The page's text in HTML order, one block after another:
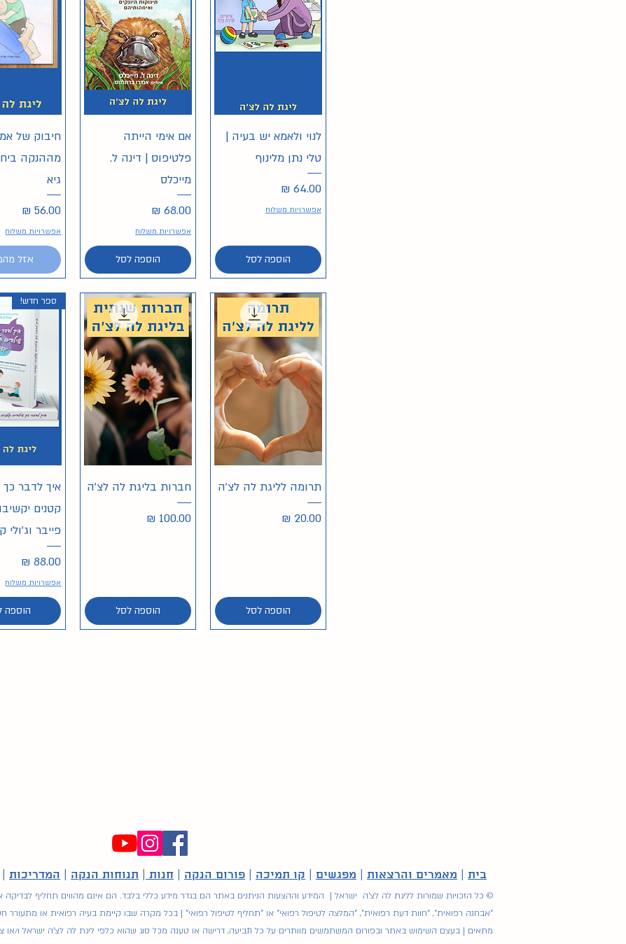
תצוגה מהירה
לנוי ולאמא יש בעיה |
טלי נתן מלינוף
מחיר‏64.00 ‏₪
אפשרויות משלוח
הוספה לסל
תצוגה מהירה
אם אימי הייתה
פלטיפוס | דינה ל.
מייכלס
מחיר
אפשרויות משלוח
הוספה לסל
תצוגה
חיבוק של
מההנקה
גיא
מחיר
אפשרויות משלוח
אזל
תצוגה מהירה
תרומה לליגת לה לצ'ה
מחיר‏20.00 ‏₪
הוספה לסל
תצוגה מהירה
חברות בליגת לה לצ'ה
מחיר
הוספה לסל
תצוגה
ספר חדש!
איך לדבר כך
קטנים
פייבר וג'ולי
מחיר
אפשרויות משלוח
הוספה
בית מאמרים והרצאות מפגשים קו תמיכה פורום הנקה חנות תנוחות הנקה המדריכות
© כל הזכויות שמורות לליגת לה לצ'ה ישראל | המידע וההצעות הניתנים באתר הם בגדר מידע כללי בלבד. הם אינם מהווים תחליף לבדיקה
"אבחנה רפואית", "חוות דעת רפואית", "המלצה לטיפול רפואי" או "תחליף לטיפול רפואי" | בכל מקרה שבו קיימת בעיה רפואית או מתעורר
מתאים | בעצם השימוש באתר ובפורום המשתמשים מוותרים על כל תביעה, דרישה או טענה מכל סוג שהוא כלפי ליגת לה לצ'ה ישראל ו/או